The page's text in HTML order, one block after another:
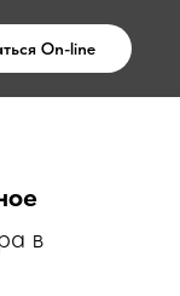
On-line
в